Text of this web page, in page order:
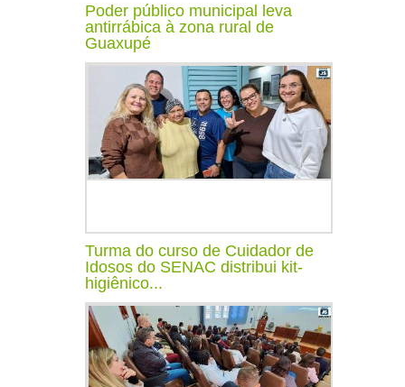
Poder público municipal leva
antirrábica à zona rural de
Guaxupé
Turma do curso de Cuidador de
Idosos do SENAC distribui kit-
higiênico...